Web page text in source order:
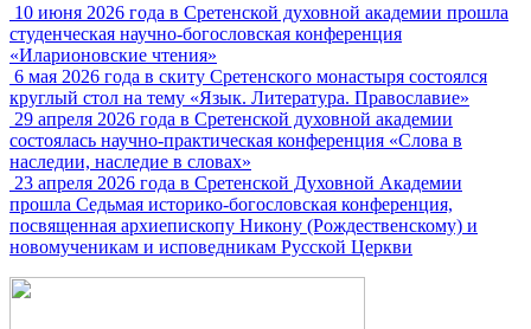
10 июня 2026 года в Сретенской духовной академии прошла
студенческая научно-богословская конференция
«Иларионовские чтения»
6 мая 2026 года в скиту Сретенского монастыря состоялся
круглый стол на тему «Язык. Литература. Православие»
29 апреля 2026 года в Сретенской духовной академии
состоялась научно-практическая конференция «Слова в
наследии, наследие в словах»
23 апреля 2026 года в Сретенской Духовной Академии
прошла Седьмая историко-богословская конференция,
посвященная архиепископу Никону (Рождественскому) и
новомученикам и исповедникам Русской Церкви